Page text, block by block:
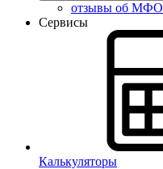
отзывы об МФО
Сервисы
Калькуляторы